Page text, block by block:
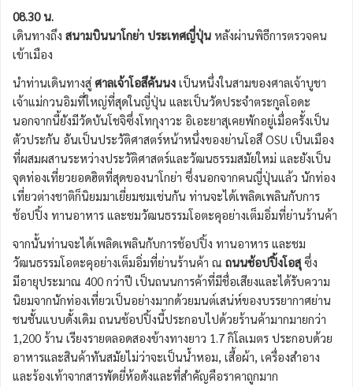
08.30 น.
เดินทางถึง สนามบินนาโกย่า ประเทศญี่ปุ่น หลังผ่านพิธีการตรวจคน
เข้าเมือง
นำท่านเดินทางสู่ ศาลเจ้าโอสึคันนง เป็นหนึ่งในสามของศาลเจ้าบูชา
เจ้าแม่กวนอิมที่ใหญ่ที่สุดในญี่ปุ่น และเป็นวัดประจำตระกูลโอดะ
นอกจากนี้ยังมีวัดบันโชจิซึ่งโทกุงาวะ อิเอะยาสุเคยพักอยู่เมื่อครั้งเป็น
ตัวประกัน อันเป็นประวัติศาสตร์หน้าหนึ่งของย่านโอสึ OSU เป็นเมือง
ที่ผสมผสานระหว่างประวัติศาสตร์และวัฒนธรรมสมัยใหม่ และยังเป็น
จุดท่องเที่ยวยอดฮิตที่สุดของนาโกย่า ซึ่งนอกจากคนญี่ปุ่นแล้ว นักท่อง
เที่ยวต่างชาติก็นิยมมาเยี่ยมชมเช่นกัน ท่านจะได้เพลิดเพลินกับการ
ช้อปปิ้ง ทานอาหาร และชมวัฒนธรรมโอตะคุอย่างเต็มอิ่มที่ย่านร้านค้า
จากนั้นท่านจะได้เพลิดเพลินกับการช้อปปิ้ง ทานอาหาร และชม
วัฒนธรรมโอตะคุอย่างเต็มอิ่มที่ย่านร้านค้า ณ ถนนช้อปปิ้งโอสุ ซึ่ง
มีอายุประมาณ 400 กว่าปี เป็นถนนการค้าที่มีชื่อเสียงและได้รับความ
นิยมจากนักท่องเที่ยวเป็นอย่างมากด้วยมนต์เสน่ห์ของบรรยากาศย่าน
ชนชั้นแบบดั้งเดิม ถนนช้อปปิ้งนี้ประกอบไปด้วยร้านค้ามากมายกว่า
1,200 ร้าน เรียงรายตลอดสองข้างทางยาว 1.7 กิโลเมตร ประกอบด้วย
อาหารและสินค้าทันสมัยไม่ว่าจะเป็นน้ำหอม, เสื้อผ้า, เครื่องสำอาง
และร้องเท้าจากสารพัดยี่ห้อดังและที่สำคัญคือราคาถูกมาก